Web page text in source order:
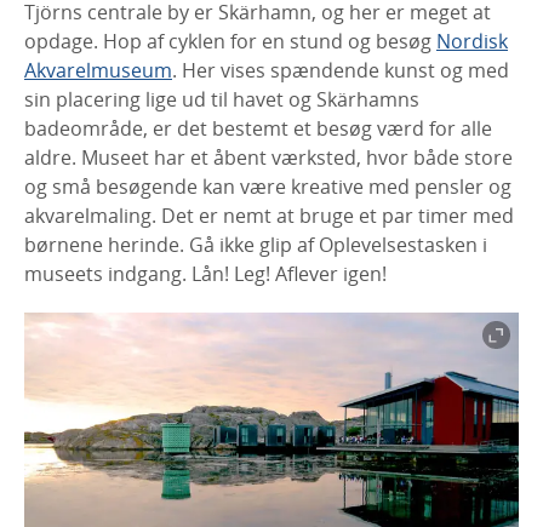
Tjörns centrale by er Skärhamn, og her er meget at
opdage. Hop af cyklen for en stund og besøg Nordisk
Akvarelmuseum. Her vises spændende kunst og med
sin placering lige ud til havet og Skärhamns
badeområde, er det bestemt et besøg værd for alle
aldre. Museet har et åbent værksted, hvor både store
og små besøgende kan være kreative med pensler og
akvarelmaling. Det er nemt at bruge et par timer med
børnene herinde. Gå ikke glip af Oplevelsestasken i
museets indgang. Lån! Leg! Aflever igen!